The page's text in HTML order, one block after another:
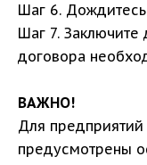
Шаг 6. Дождитесь
Шаг 7. Заключите
договора
ВАЖНО!
Для
предусмотрены